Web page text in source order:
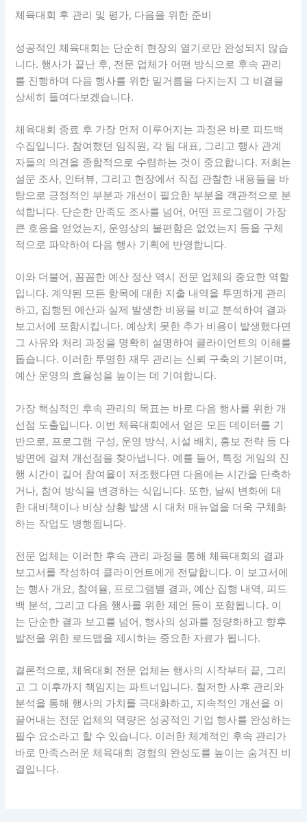
체육대회 후 관리 및 평가, 다음을 위한 준비
성공적인 체육대회는 단순히 현장의 열기로만 완성되지 않습
니다. 행사가 끝난 후, 전문 업체가 어떤 방식으로 후속 관리
를 진행하며 다음 행사를 위한 밑거름을 다지는지 그 비결을
상세히 들여다보겠습니다.
체육대회 종료 후 가장 먼저 이루어지는 과정은 바로 피드백
수집입니다. 참여했던 임직원, 각 팀 대표, 그리고 행사 관계
자들의 의견을 종합적으로 수렴하는 것이 중요합니다. 저희는
설문 조사, 인터뷰, 그리고 현장에서 직접 관찰한 내용들을 바
탕으로 긍정적인 부분과 개선이 필요한 부분을 객관적으로 분
석합니다. 단순한 만족도 조사를 넘어, 어떤 프로그램이 가장
큰 호응을 얻었는지, 운영상의 불편함은 없었는지 등을 구체
적으로 파악하여 다음 행사 기획에 반영합니다.
이와 더불어, 꼼꼼한 예산 정산 역시 전문 업체의 중요한 역할
입니다. 계약된 모든 항목에 대한 지출 내역을 투명하게 관리
하고, 집행된 예산과 실제 발생한 비용을 비교 분석하여 결과
보고서에 포함시킵니다. 예상치 못한 추가 비용이 발생했다면
그 사유와 처리 과정을 명확히 설명하여 클라이언트의 이해를
돕습니다. 이러한 투명한 재무 관리는 신뢰 구축의 기본이며,
예산 운영의 효율성을 높이는 데 기여합니다.
가장 핵심적인 후속 관리의 목표는 바로 다음 행사를 위한 개
선점 도출입니다. 이번 체육대회에서 얻은 모든 데이터를 기
반으로, 프로그램 구성, 운영 방식, 시설 배치, 홍보 전략 등 다
방면에 걸쳐 개선점을 찾아냅니다. 예를 들어, 특정 게임의 진
행 시간이 길어 참여율이 저조했다면 다음에는 시간을 단축하
거나, 참여 방식을 변경하는 식입니다. 또한, 날씨 변화에 대
한 대비책이나 비상 상황 발생 시 대처 매뉴얼을 더욱 구체화
하는 작업도 병행됩니다.
전문 업체는 이러한 후속 관리 과정을 통해 체육대회의 결과
보고서를 작성하여 클라이언트에게 전달합니다. 이 보고서에
는 행사 개요, 참여율, 프로그램별 결과, 예산 집행 내역, 피드
백 분석, 그리고 다음 행사를 위한 제언 등이 포함됩니다. 이
는 단순한 결과 보고를 넘어, 행사의 성과를 정량화하고 향후
발전을 위한 로드맵을 제시하는 중요한 자료가 됩니다.
결론적으로, 체육대회 전문 업체는 행사의 시작부터 끝, 그리
고 그 이후까지 책임지는 파트너입니다. 철저한 사후 관리와
분석을 통해 행사의 가치를 극대화하고, 지속적인 개선을 이
끌어내는 전문 업체의 역량은 성공적인 기업 행사를 완성하는
필수 요소라고 할 수 있습니다. 이러한 체계적인 후속 관리가
바로 만족스러운 체육대회 경험의 완성도를 높이는 숨겨진 비
결입니다.